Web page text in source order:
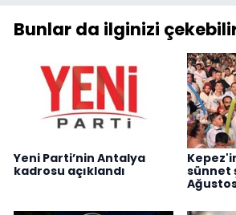
Bunlar da ilginizi
Yeni Parti’nin Antalya
kadrosu açıklandı
sünnet